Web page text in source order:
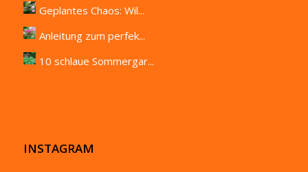
Geplantes Chaos: Wil...
Anleitung zum perfek...
10 schlaue Sommergar...
INSTAGRAM